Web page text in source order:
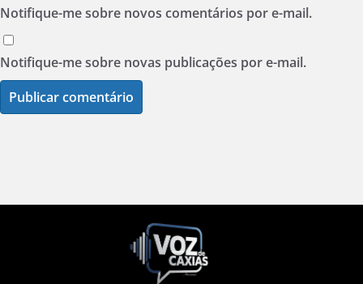
Notifique-me sobre novos comentários por e-mail.
Notifique-me sobre novas publicações por e-mail.